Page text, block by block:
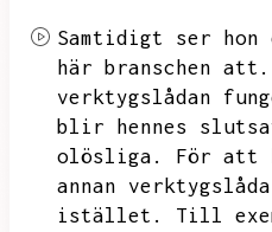
Samtidigt ser
här branschen
verktygslådan
blir hennes
olösliga.
För att
annan
istället.
Till